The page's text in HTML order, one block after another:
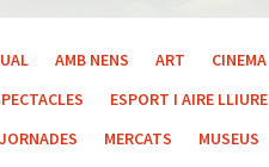
AMB NENS ART CINEMA
ESPORT I AIRE LLIURE
JORNADES MERCATS MUSEUS